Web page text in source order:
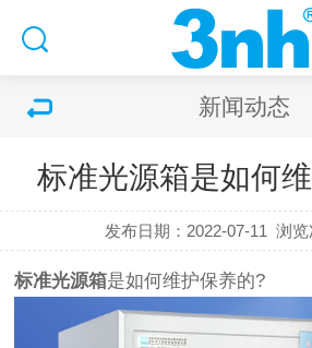
新闻动态
标准光源箱是如何
发布日期：2022-07-11 浏览
标准光源箱是如何维护保养的?